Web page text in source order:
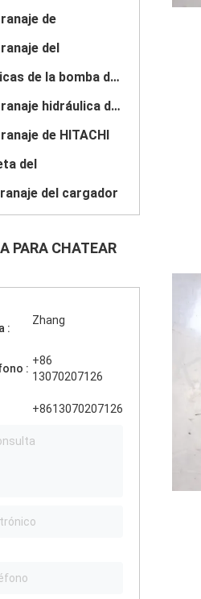
de
del
piezas hidráulicas de la bomba de engranaje
Bomba de engranaje hidráulica de KYB
de HITACHI
del
del cargador
PARA CHATEAR
:
Zhang
:
+86
13070207126
+8613070207126